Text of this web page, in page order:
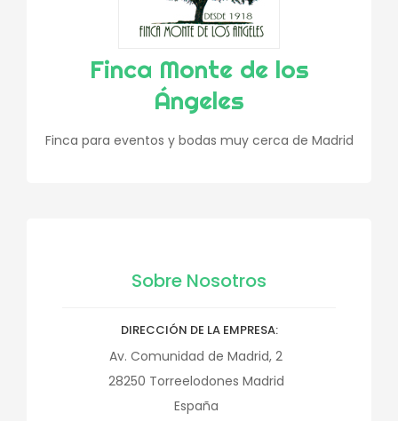
Finca Monte de los
Ángeles
Finca para eventos y bodas muy cerca de Madrid
Sobre Nosotros
DIRECCIÓN DE LA EMPRESA
Av. Comunidad de Madrid, 2
28250 Torreelodones Madrid
España